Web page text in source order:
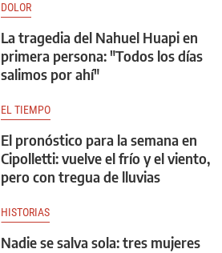
DOLOR
La tragedia del Nahuel Huapi en
primera persona: "Todos los días
salimos por ahí"
EL TIEMPO
El pronóstico para la semana en
Cipolletti: vuelve el frío y el viento,
pero con tregua de lluvias
HISTORIAS
Nadie se salva sola: tres mujeres